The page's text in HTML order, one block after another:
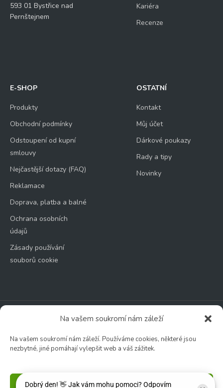
Na vašem soukromí nám záleží
Na vašem soukromí nám záleží. Používáme cookies, některé jsou
nezbytné, jiné pomáhají vylepšit web a váš zážitek.
Příjmout
593 01 Bystřice nad
Pernštejnem
Kariéra
Recenze
E-SHOP
Produkty
Obchodní podmínky
Odstoupení od kupní
smlouvy
Nejčastější dotazy (FAQ)
Reklamace
Doprava, platba a balné
Ochrana osobních
údajů
Zásady používání
souborů cookie
OSTATNÍ
Kontakt
Můj účet
Dárkové poukazy
Rady a tipy
Novinky
Zahradní centrum
🕑 Pá – So: 9:00 – 18:00
Květinářství